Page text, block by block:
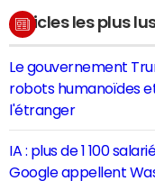
Articles les plus
Le gouvernement
robots humanoïdes
l'étranger
IA : plus de 1 100
Google appellent